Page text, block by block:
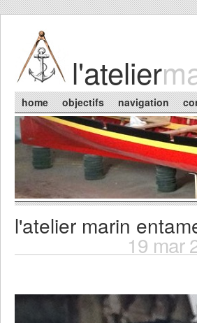
l'atelier
Main menu
home objectifs navigation
You are here
l'atelier marin
19 mar